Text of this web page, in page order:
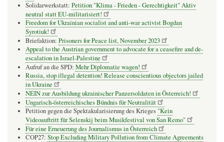
Solidarwerkstatt: Petition "Klima - Frieden - Gerechtigkeit" Aktiv
neutral statt EU-militarisiert!
Freedom for Ukrainian socialist and anti-war activist Bogdan
Syrotiuk!
Briefaktion: Prisoners for Peace list, November 2023
Appeal to the Austrian government to advocate for a ceasefire and de-
escalation in Israel-Palestine
Aufruf an die SPD: Mehr Diplomatie wagen!
Russia, stop illegal detention! Release conscientious objectors jailed
in Ukraine
NEIN zur Ausbildung ukrainischer Panzersoldaten in Österreich!
Ungarisch-österreichisches Bündnis für Neutralität
Petition gegen die Spektakularisierung des Krieges "Kein
Videoauftritt für Selenskij beim Musikfestival von San Remo"
Für eine Erneuerung des Journalismus in Österreich
COP27: Stop Excluding Military Pollution from Climate Agreements